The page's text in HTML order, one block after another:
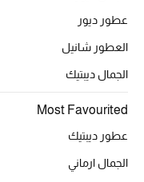
عطور ديور
العطور شانيل
الجمال ديبتيك
Most Favourited
عطور ديبتيك
الجمال ارماني